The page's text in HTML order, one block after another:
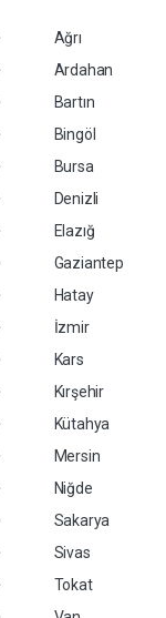
Ağrı
Ardahan
Bartın
Bingöl
Bursa
Denizli
Elazığ
Gaziantep
Hatay
İzmir
Kars
Kırşehir
Kütahya
Mersin
Niğde
Sakarya
Sivas
Tokat